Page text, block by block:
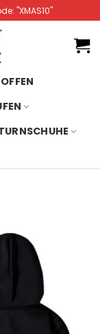
"XMAS10"